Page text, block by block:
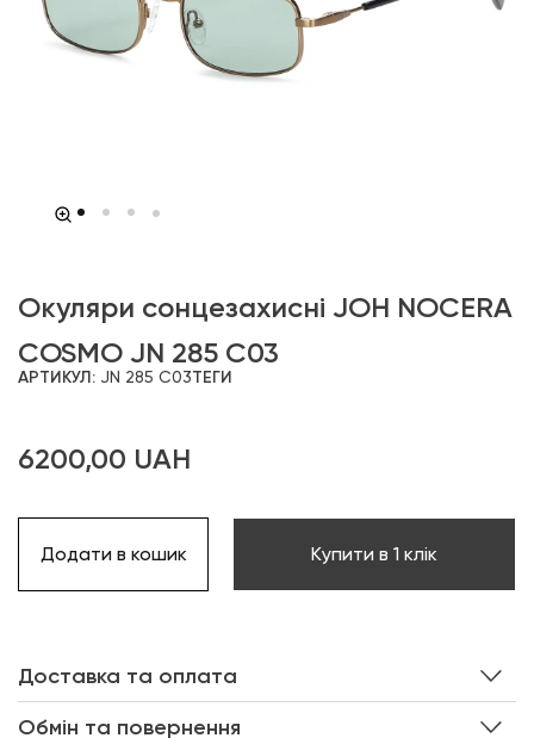
Окуляри сонцезахисні JOH NOCERA
COSMO JN 285 C03
АРТИКУЛ: JN 285 C03ТЕГИ
6200,00 UAH
Додати в кошик Купити в 1 клік
Доставка та оплата
Обмін та повернення